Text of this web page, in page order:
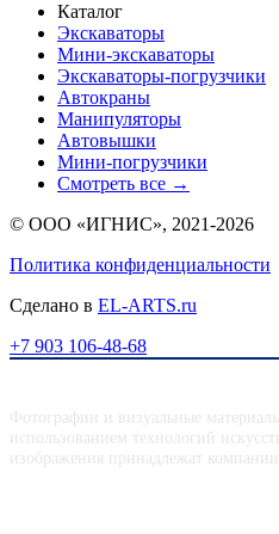
Каталог
Экскаваторы
Мини-экскаваторы
Экскаваторы-погрузчики
Автокраны
Манипуляторы
Автовышки
Мини-погрузчики
Смотреть все →
© ООО «ИГНИС», 2021-2026
Политика конфиденциальности
Сделано в EL-ARTS.ru
+7 903 106-48-68
Фотографии и визуальные
использованием технологий
изображения принадлежат